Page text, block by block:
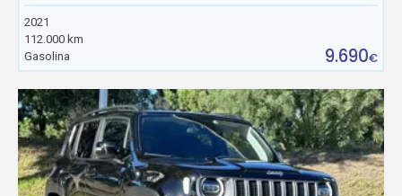
2021
112.000 km
Gasolina
9.690€